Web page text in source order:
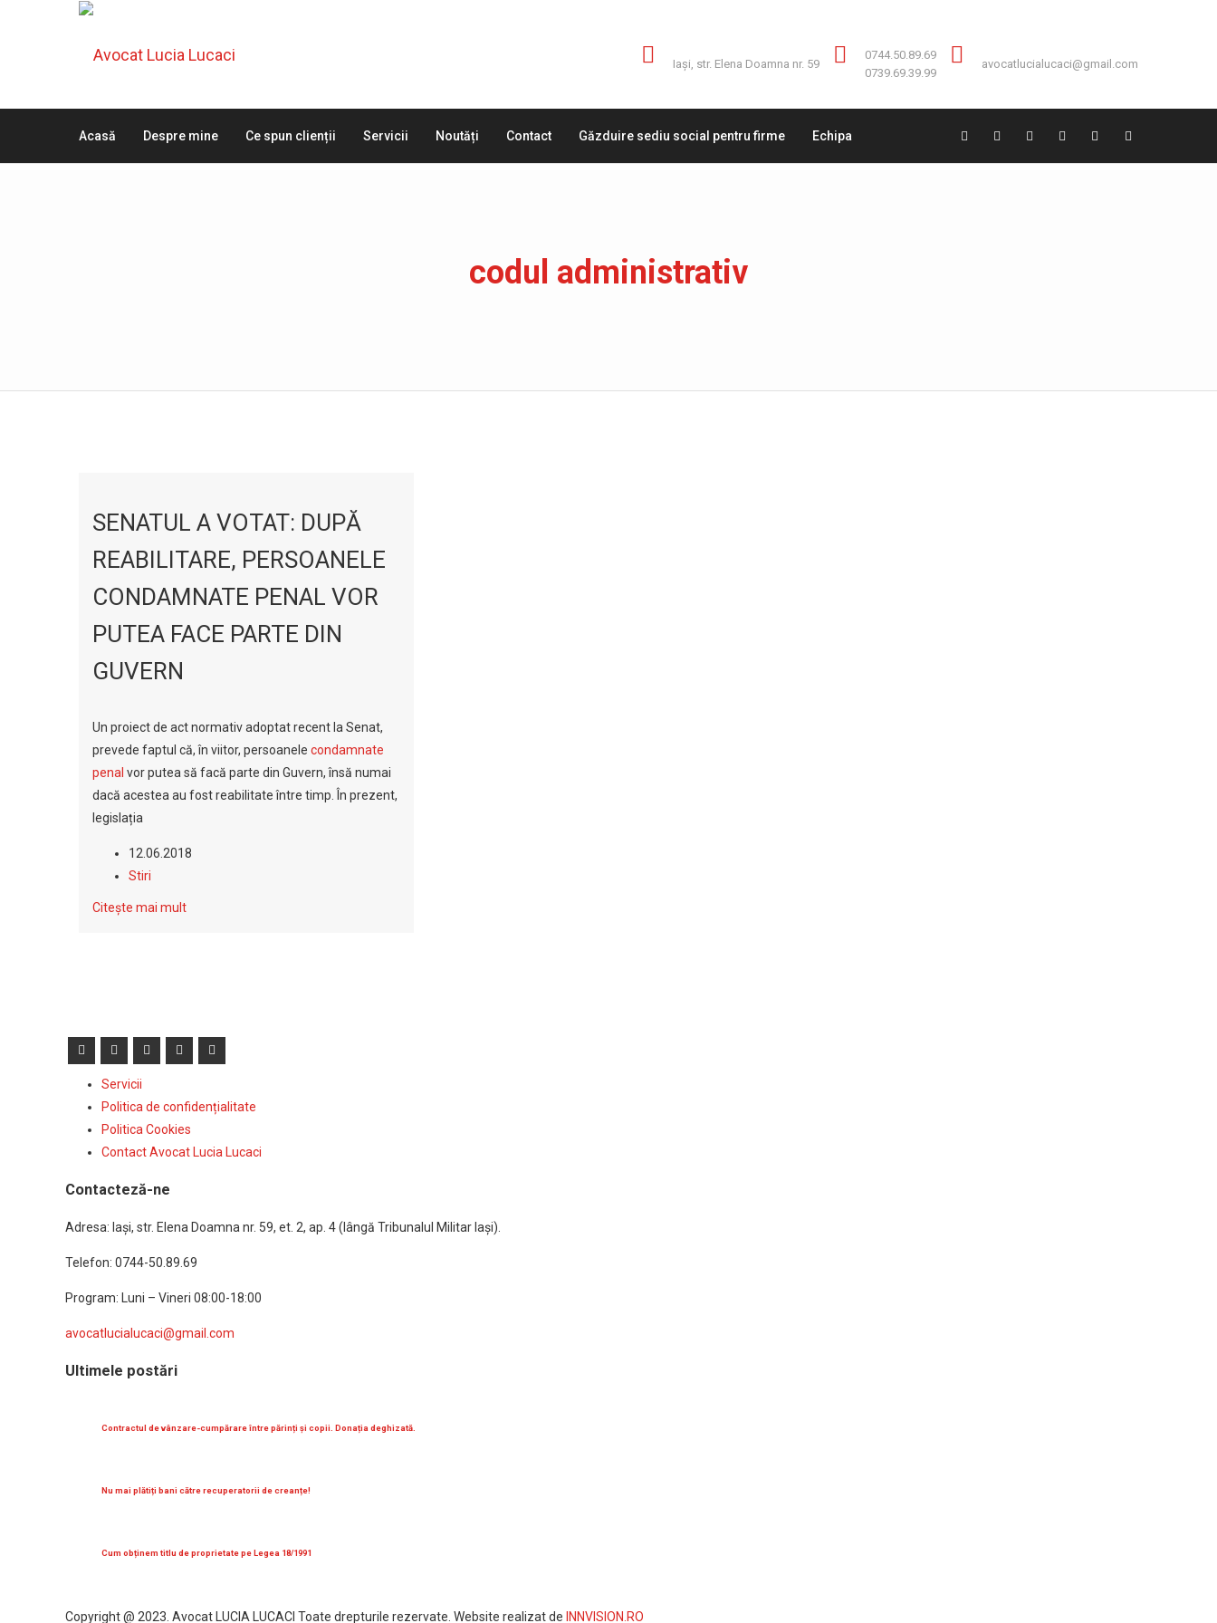
Iaşi, str. Elena Doamna nr. 59
0744.50.89.69
0739.69.39.99
avocatlucialucaci@gmail.com
Acasă Despre mine Ce spun clienții Servicii Noutăți Contact Găzduire sediu social pentru firme Echipa
codul administrativ
SENATUL A VOTAT: DUPĂ
REABILITARE, PERSOANELE
CONDAMNATE PENAL VOR
PUTEA FACE PARTE DIN
GUVERN
Un proiect de act normativ adoptat recent la Senat,
prevede faptul că, în viitor, persoanele condamnate
penal vor putea să facă parte din Guvern, însă numai
dacă acestea au fost reabilitate între timp. În prezent,
legislația
12.06.2018
Stiri
Citește mai mult
Servicii
Politica de confidențialitate
Politica Cookies
Contact Avocat Lucia Lucaci
Contacteză-ne
Adresa: Iaşi, str. Elena Doamna nr. 59, et. 2, ap. 4 (lângă Tribunalul Militar Iaşi).
Telefon: 0744-50.89.69
Program: Luni – Vineri 08:00-18:00
avocatlucialucaci@gmail.com
Ultimele postări
Contractul de vânzare-cumpărare între părinți și copii. Donația deghizată.
Nu mai plătiți bani către recuperatorii de creanțe!
Cum obținem titlu de proprietate pe Legea 18/1991
Copyright @ 2023. Avocat LUCIA LUCACI Toate drepturile rezervate. Website realizat de INNVISION.RO